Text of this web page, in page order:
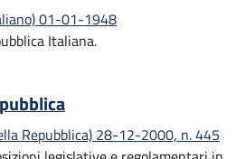
01-01-1948
Italiana.
Repubblica) 28-12-2000, n. 445